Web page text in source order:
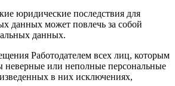
юридические последствия для
данных может повлечь за собой
данных.
Работодателем всех лиц, которым
неверные или неполные персональные
в них исключениях,